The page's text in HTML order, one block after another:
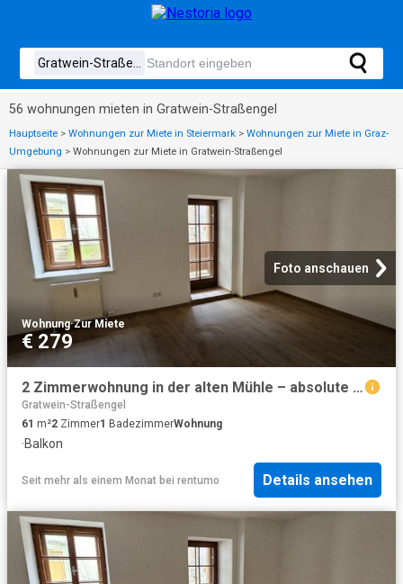
56 wohnungen mieten in Gratwein-Straßengel
Hauptseite > Wohnungen zur Miete in Steiermark > Wohnungen zur Miete in Graz-
Umgebung > Wohnungen zur Miete in Gratwein-Straßengel
Foto anschauen
Wohnung·Zur Miete
€ 279
2 Zimmerwohnung in der alten Mühle – absolute Ruhelage, neben dem Stift Rein
Gratwein-Straßengel
61 m²2 Zimmer1 BadezimmerWohnung
·Balkon
Seit mehr als einem Monat bei rentumo Details ansehen